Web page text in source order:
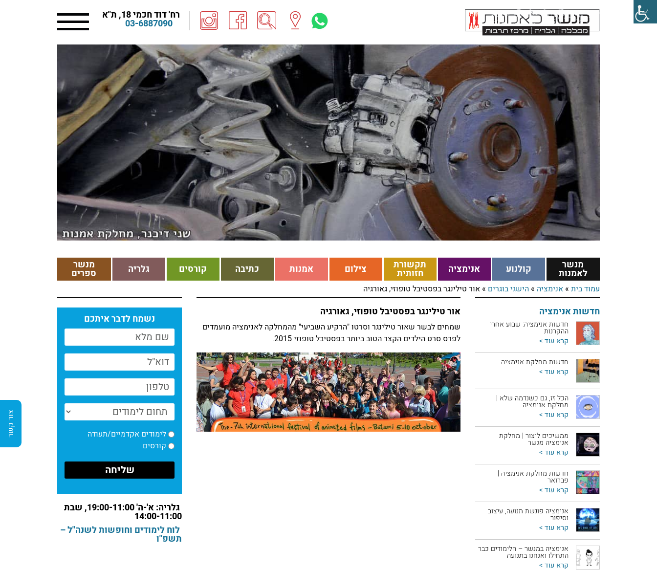
רח' דוד חכמי 18, ת"א
03-6887090
מנשר
לאמנות קולנוע אנימציה תקשורת
חזותית צילום אמנות כתיבה קורסים גלריה מנשר
ספרים
עמוד בית »אנימציה »הישגי בוגרים »אור טילינגר בפסטיבל טופוזי, גאורגיה
צור קשר
אור טילינגר בפסטיבל טופוזי, גאורגיה
שמחים לבשר שאור טילינגר וסרטו "הרקיע השביעי" מהמחלקה לאנימציה מועמדים
לפרס סרט הילדים הקצר הטוב ביותר בפסטיבל טופוזי 2015.
חדשות אנימציה
חדשות אנימציה: שבוע אחרי
ההקרנות
קרא עוד >
חדשות מחלקת אנימציה
קרא עוד >
הכל זז, גם כשנדמה שלא |
מחלקת אנימציה
קרא עוד >
ממשיכים ליצור | מחלקת
אנימציה מנשר
קרא עוד >
חדשות מחלקת אנימציה |
פברואר
קרא עוד >
אנימציה פוגשת תנועה, עיצוב
וסיפור
קרא עוד >
אנימציה במנשר – הלימודים כבר
התחילו ואנחנו בתנועה
קרא עוד >
נשמח לדבר איתכם
לימודים אקדמיים/תעודה
קורסים
גלריה: א'-ה' 19:00-11:00, שבת
14:00-11:00
לוח לימודים וחופשות לשנה"ל –
תשפ"ו